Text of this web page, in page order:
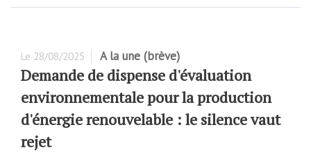
Le 28/08/2025 A la une (brève)
Demande de dispense d'évaluation
environnementale pour la production
d'énergie renouvelable : le silence vaut
rejet